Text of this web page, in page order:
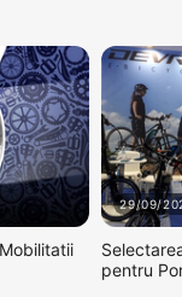
29/09/
pentru